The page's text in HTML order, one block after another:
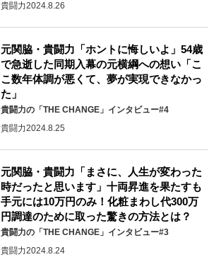
貴闘力2024.8.26
元関脇・貴闘力「ホントに悔しいよ」54歳
で急逝した同期入幕の元横綱への想い「こ
こ数年体調が悪くて、夢が実現できなかっ
た」
貴闘力の「THE CHANGE」インタビュー#4
貴闘力2024.8.25
元関脇・貴闘力「まさに、人生が変わった
時だったと思います」十両昇進を果たすも
手元には10万円のみ！化粧まわし代300万
円調達のために取った驚きの方法とは？
貴闘力の「THE CHANGE」インタビュー#3
貴闘力2024.8.24